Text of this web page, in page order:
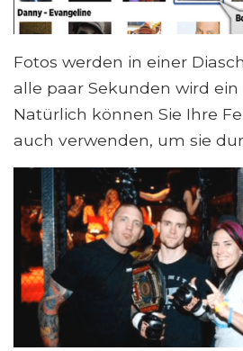
Fotos werden in einer
alle paar Sekunden wird ein
Natürlich können Sie Ihre
auch verwenden, um sie